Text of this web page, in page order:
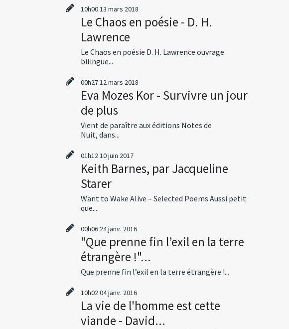
10h0013 mars 2018
Le Chaos en poésie - D. H.
Lawrence
Le Chaos en poésie D. H. Lawrence ouvrage
bilingue...
00h2712mars 2018
Eva Mozes Kor - Survivre un jour
de plus
Vient de paraître aux éditions Notes de
Nuit, dans...
01h1210juin 2017
Keith Barnes, par Jacqueline
Starer
Want to Wake Alive – Selected Poems Aussi petit
que...
00h06 24janv. 2016
"Que prenne fin l’exil en la terre
étrangère !"...
Que prenne fin l’exil en la terre étrangère !...
10h0204janv. 2016
La vie de l'homme est cette
viande - David...